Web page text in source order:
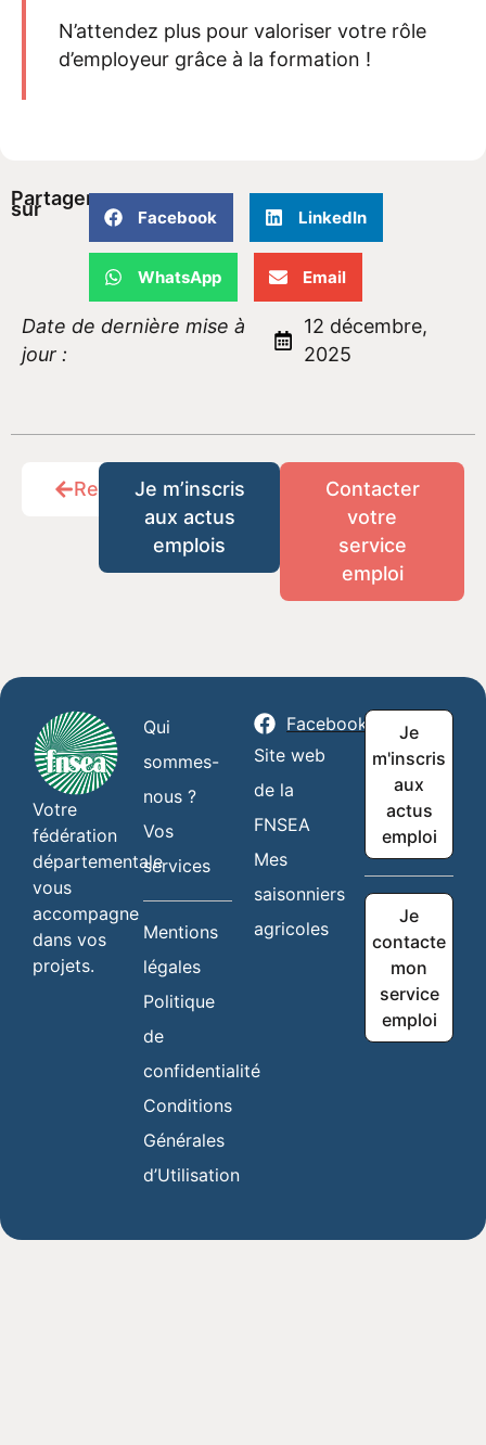
N’attendez plus pour valoriser votre rôle
d’employeur grâce à la formation !
Partager
sur Facebook LinkedIn
WhatsApp Email
Date de dernière mise à
jour :
12 décembre,
2025
RetourJe m’inscris
aux actus
emplois
Contacter
votre
service
emploi
Votre
fédération
départementale
vous
accompagne
dans vos
projets.
Qui
sommes-
nous ?
Vos
services
Mentions
légales
Politique
de
confidentialité
Conditions
Générales
d’Utilisation
Facebook
Site web
de la
FNSEA
Mes
saisonniers
agricoles
Je
m'inscris
aux
actus
emploi
Je
contacte
mon
service
emploi